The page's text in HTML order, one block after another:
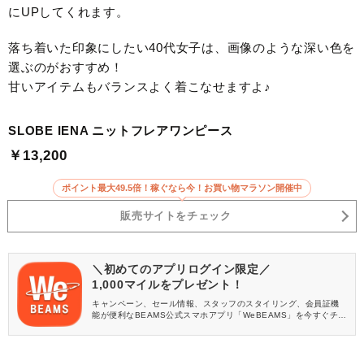
にUPしてくれます。
落ち着いた印象にしたい40代女子は、画像のような深い色を
選ぶのがおすすめ！
甘いアイテムもバランスよく着こなせますよ♪
SLOBE IENA ニットフレアワンピース
￥13,200
ポイント最大49.5倍！稼ぐなら今！お買い物マラソン開催中
販売サイトをチェック
＼初めてのアプリログイン限定／
1,000マイルをプレゼント！
キャンペーン、セール情報、スタッフのスタイリング、会員証機
能が便利なBEAMS公式スマホアプリ「WeBEAMS」を今すぐチェ